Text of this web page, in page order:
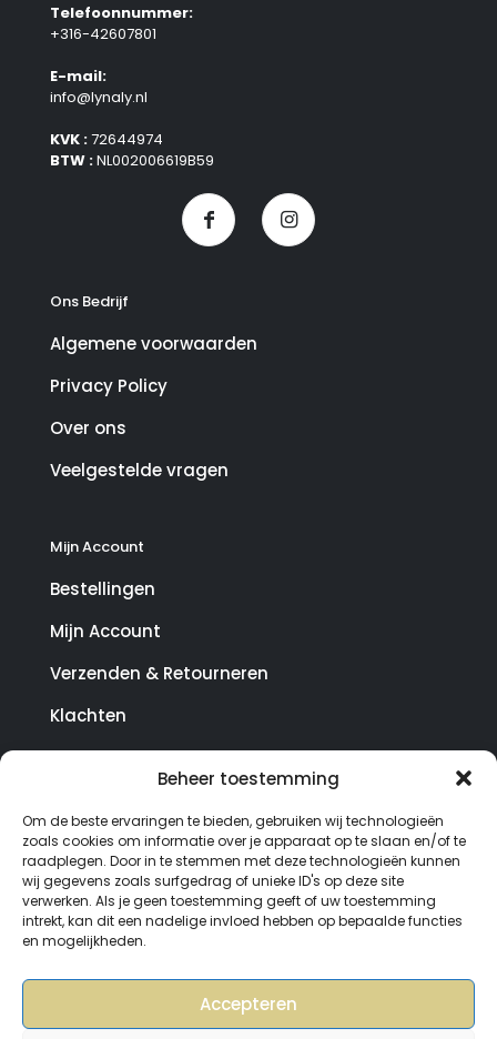
Beheer toestemming
Om de beste ervaringen te bieden, gebruiken wij technologieën
zoals cookies om informatie over je apparaat op te slaan en/of te
raadplegen. Door in te stemmen met deze technologieën kunnen
wij gegevens zoals surfgedrag of unieke ID's op deze site
verwerken. Als je geen toestemming geeft of uw toestemming
intrekt, kan dit een nadelige invloed hebben op bepaalde functies
en mogelijkheden.
Accepteren
Telefoonnummer:
+316-42607801
E-mail:
info@lynaly.nl
KVK :72644974
BTW :NL002006619B59
Ons Bedrijf
Algemene voorwaarden
Privacy Policy
Over ons
Veelgestelde vragen
Mijn Account
Bestellingen
Mijn Account
Verzenden & Retourneren
Klachten
© Copyright SterrenHosting 2021-2026 - In opdracht
van Lynaly.nl